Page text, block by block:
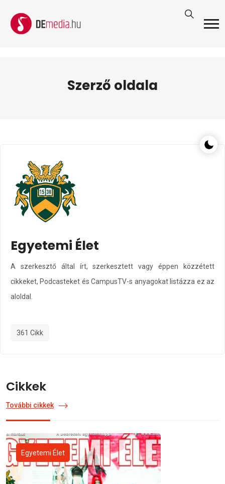
Szerző oldala
Egyetemi Élet
A szerkesztő által írt, szerkesztett vagy éppen közzétett
cikkeket, Podcasteket és CampusTV-s anyagokat listázza ez az
aloldal.
361 Cikk
Cikkek
További cikkek
Egyetemi Élet